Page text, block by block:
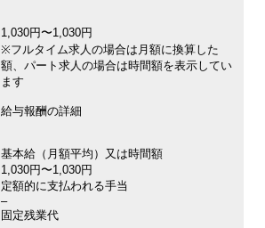
1,030円〜1,030円
※フルタイム求人の場合は月額に換算した
額、パート求人の場合は時間額を表示してい
ます
給与報酬の詳細
基本給（月額平均）又は時間額
1,030円〜1,030円
定額的に支払われる手当
–
固定残業代